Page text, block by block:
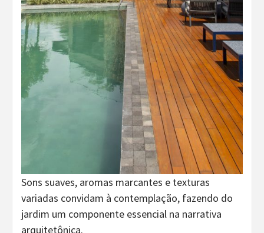
Sons suaves, aromas marcantes e texturas
variadas convidam à contemplação, fazendo do
jardim um componente essencial na narrativa
arquitetônica.